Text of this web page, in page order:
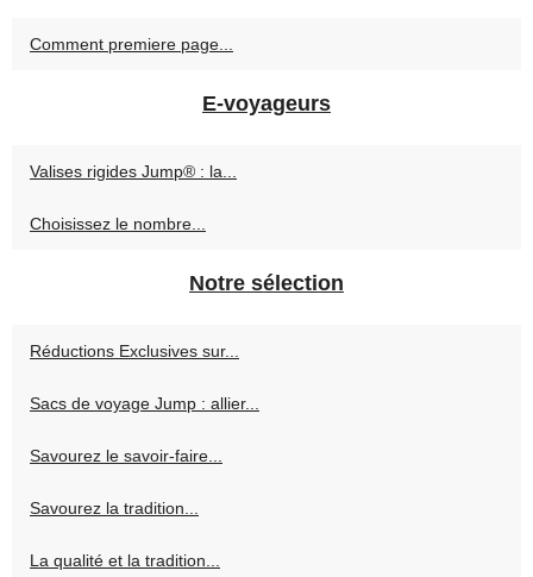
Comment premiere page...
E-voyageurs
Valises rigides Jump® : la...
Choisissez le nombre...
Notre sélection
Réductions Exclusives sur...
Sacs de voyage Jump : allier...
Savourez le savoir-faire...
Savourez la tradition...
La qualité et la tradition...